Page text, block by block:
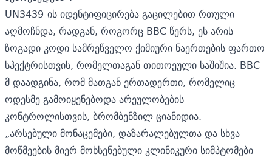
UN3439-ის იდენტიფიცირება გაცილებით რთული
აღმოჩნდა, რადგან, როგორც BBC წერს, ეს არის
ზოგადი კოდი სამრეწველო ქიმიური ნაერთების ფართო
სპექტრისთვის, რომელთაგან თითოეული საშიშია. BBC-
მ დაადგინა, რომ მათგან ერთადერთი, რომელიც
ოდესმე გამოიყენებოდა არეულობების
კონტროლისთვის, ბრომბენზილ ციანიდია.
„არსებული მონაცემები, დაზარალებულთა და სხვა
მოწმეების მიერ მოხსენებული კლინიკური სიმპტომები